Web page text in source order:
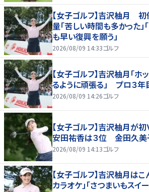
【女子ゴルフ】吉沢柚月
量「苦しい時間も多かった
も早い復興を願う」
2026/08/09 14:33ゴルフ
【女子ゴルフ】吉沢柚月「ホ
るように頑張る」 プロ３
2026/08/09 14:26ゴルフ
【女子ゴルフ】吉沢柚月が
安田祐香は３位 金田久美子
2026/08/09 14:13ゴルフ
【女子ゴルフ】吉沢柚月は
カラオケ」「さつまいもス